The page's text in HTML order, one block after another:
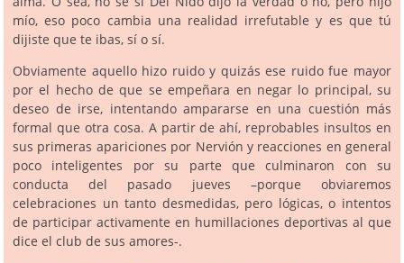
mío, eso poco cambia una realidad irrefutable y es que tú
dijiste que te ibas, sí o sí.
Obviamente aquello hizo ruido y quizás ese ruido fue mayor
por el hecho de que se empeñara en negar lo principal, su
deseo de irse, intentando ampararse en una cuestión más
formal que otra cosa. A partir de ahí, reprobables insultos en
sus primeras apariciones por Nervión y reacciones en general
poco inteligentes por su parte que culminaron con su
conducta del pasado jueves –porque obviaremos
celebraciones un tanto desmedidas, pero lógicas, o intentos
de participar activamente en humillaciones deportivas al que
dice el club de sus amores-.